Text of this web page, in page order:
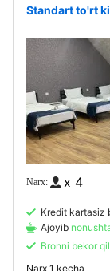
Standart to'rt
x 4
Kredit kartasiz
Ajoyib
Bronni bekor
Narx 1 kecha